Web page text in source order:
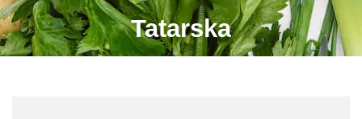
Tatarska